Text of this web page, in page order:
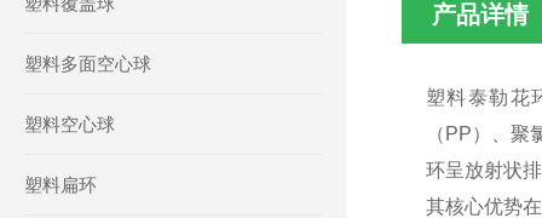
塑料多面空心球
塑料空心球
塑料扁环
产品详情
塑料泰勒花
（PP）、
环呈放射状
其核心优势